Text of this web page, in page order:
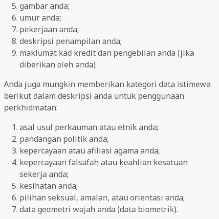
gambar anda;
umur anda;
pekerjaan anda;
deskripsi penampilan anda;
maklumat kad kredit dan pengebilan anda (jika
diberikan oleh anda)
Anda juga mungkin memberikan kategori data istimewa
berikut dalam deskripsi anda untuk penggunaan
perkhidmatan:
asal usul perkauman atau etnik anda;
pandangan politik anda;
kepercayaan atau afiliasi agama anda;
kepercayaan falsafah atau keahlian kesatuan
sekerja anda;
kesihatan anda;
pilihan seksual, amalan, atau orientasi anda;
data geometri wajah anda (data biometrik).